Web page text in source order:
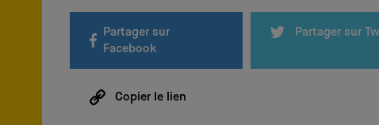
Partager sur
Facebook
Partager sur
Copier le lien